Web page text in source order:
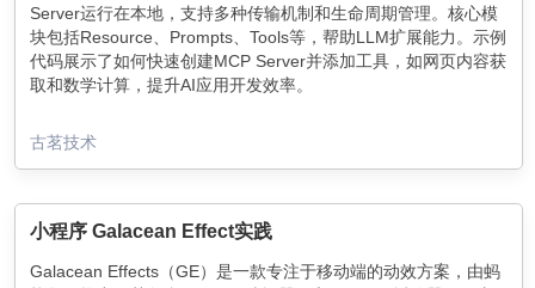
Server运行在本地，支持多种传输机制和生命周期管理。核心模
块包括Resource、Prompts、Tools等，帮助LLM扩展能力。示例
代码展示了如何快速创建MCP Server并添加工具，如网页内容获
取和数学计算，提升AI应用开发效率。
古茗技术
小程序 Galacean Effect实践
Galacean Effects（GE）是一款专注于移动端的动效方案，由蚂